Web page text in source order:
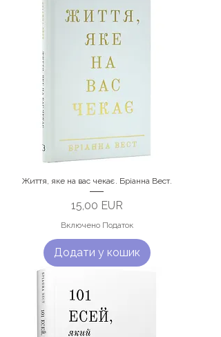
Життя, яке на вас чекає. Бріанна Вест.
Ціна
15,00 EUR
Включено Податок
Додати у кошик